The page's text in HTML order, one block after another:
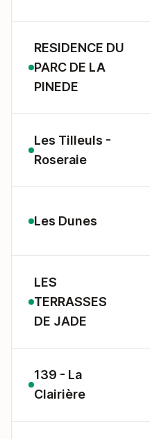
RESIDENCE DU
PARC DE LA
PINEDE
Les Tilleuls -
Roseraie
Les Dunes
LES
TERRASSES
DE JADE
139 - La
Clairière